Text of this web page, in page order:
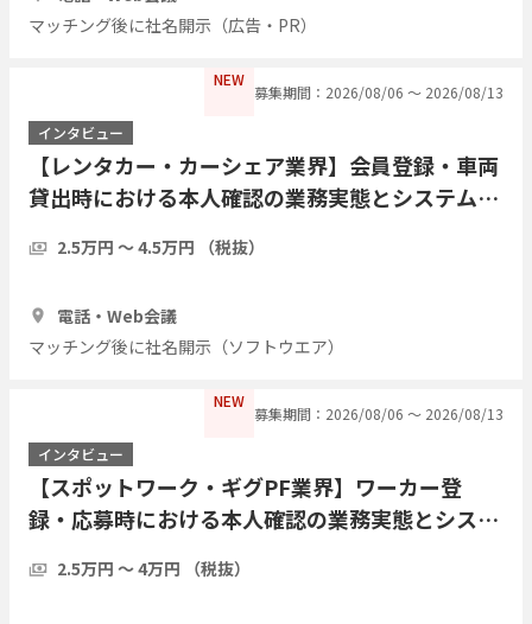
マッチング後に社名開示（広告・PR）
NEW
募集期間：2026/08/06 〜 2026/08/13
インタビュー
【レンタカー・カーシェア業界】会員登録・車両
貸出時における本人確認の業務実態とシステムニ
2.5万円 〜 4.5万円 （税抜）
電話・Web会議
マッチング後に社名開示（ソフトウエア）
NEW
募集期間：2026/08/06 〜 2026/08/13
インタビュー
【スポットワーク・ギグPF業界】ワーカー登
録・応募時における本人確認の業務実態とシステ
2.5万円 〜 4万円 （税抜）